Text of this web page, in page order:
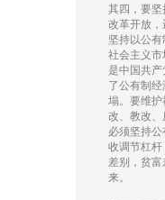
其四，要
改革开放，
坚持以公
社会主义
是中国共
了公有制
塌。要维
改、教改
必须坚持
收调节杠
差别，贫
来。